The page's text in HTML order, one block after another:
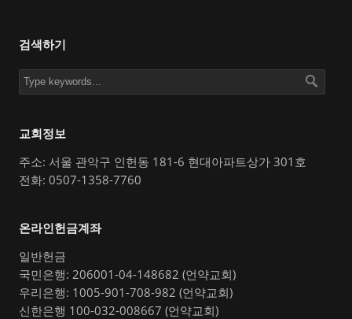
검색하기
교회정보
주소: 서울 관악구 인헌동 181-6 현대아파트상가 301호
전화: 0507-1358-7760
온라인헌금계좌
일반헌금
국민은행: 206001-04-148682 (언약교회)
우리은행: 1005-901-708-982 (언약교회)
신한은행 100-032-008667 (언약교회)